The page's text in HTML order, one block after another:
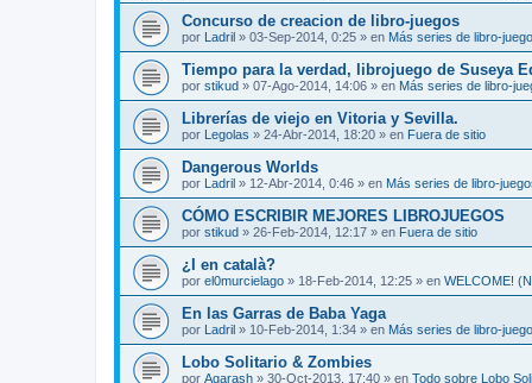
Concurso de creacion de libro-juegos
por Ladril » 03-Sep-2014, 0:25 » en Más series de libro-
Tiempo para la verdad, librojuego de Suseya
por stikud » 07-Ago-2014, 14:06 » en Más series de libro-
Librerías de viejo en Vitoria y Sevilla.
por Legolas » 24-Abr-2014, 18:20 » en Fuera de sitio
Dangerous Worlds
por Ladril » 12-Abr-2014, 0:46 » en Más series de libro-
CÓMO ESCRIBIR MEJORES LIBROJUEGOS
por stikud » 26-Feb-2014, 12:17 » en Fuera de sitio
¿I en català?
por el0murcielago » 18-Feb-2014, 12:25 » en WELCOME!
En las Garras de Baba Yaga
por Ladril » 10-Feb-2014, 1:34 » en Más series de libro-
Lobo Solitario & Zombies
por Agarash » 30-Oct-2013, 17:40 » en Todo sobre Lobo